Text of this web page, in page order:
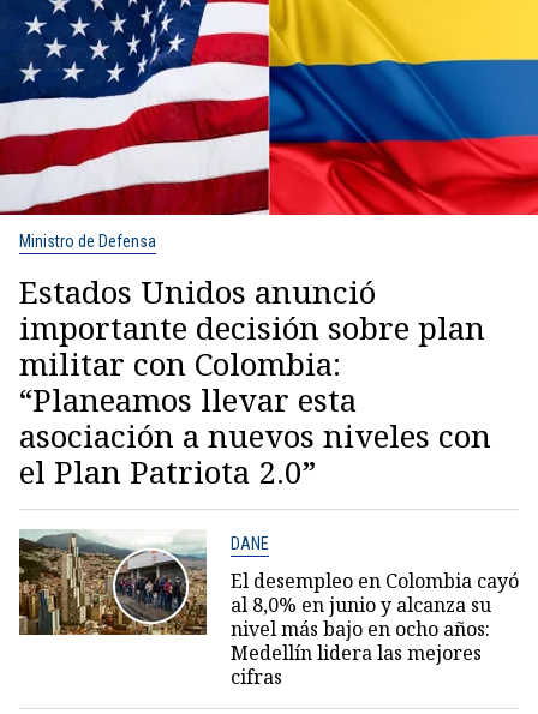
Ministro de Defensa
Estados Unidos anunció
importante decisión sobre plan
militar con Colombia:
“Planeamos llevar esta
asociación a nuevos niveles con
el Plan Patriota 2.0”
DANE
El desempleo en Colombia cayó
al 8,0% en junio y alcanza su
nivel más bajo en ocho años:
Medellín lidera las mejores
cifras